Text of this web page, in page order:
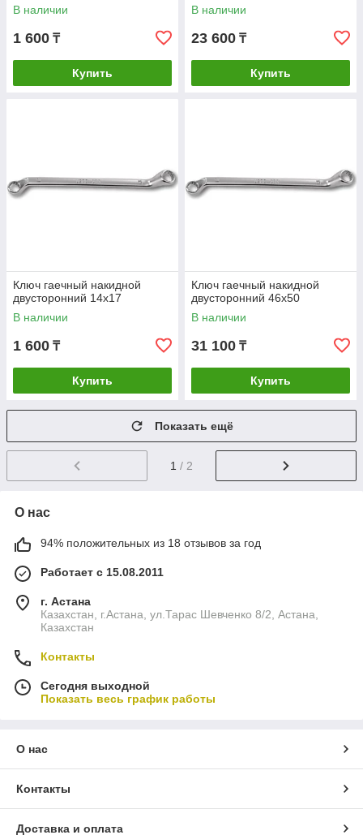
В наличии
1 600 ₸
Купить
В наличии
23 600 ₸
Купить
Ключ гаечный накидной
двусторонний 14х17
В наличии
1 600 ₸
Купить
Ключ гаечный накидной
двусторонний 46х50
В наличии
31 100 ₸
Купить
Показать ещё
1 / 2
О нас
94% положительных из 18 отзывов за год
Работает с 15.08.2011
г. Астана
Казахстан, г.Астана, ул.Тарас Шевченко 8/2, Астана,
Казахстан
Контакты
Сегодня выходной
Показать весь график работы
О нас
Контакты
Доставка и оплата